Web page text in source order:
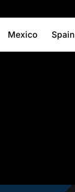
Spain
Mexico